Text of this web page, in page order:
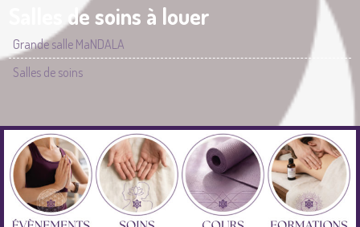
Salles de soins à louer
Grande salle MaNDALA
Salles de soins